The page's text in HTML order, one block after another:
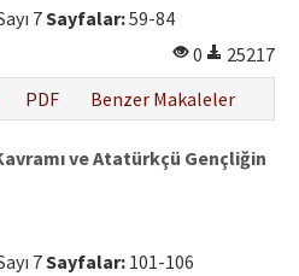
7Sayfalar:59-84
0
25217
PDF Benzer Makaleler
ve Atatürkçü Gençliğin
7Sayfalar: 101-106